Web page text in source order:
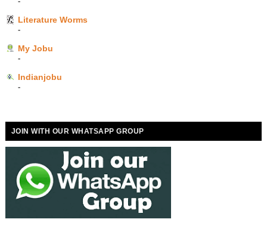
Literature Worms
-
My Jobu
-
Indianjobu
-
JOIN WITH OUR WHATSAPP GROUP